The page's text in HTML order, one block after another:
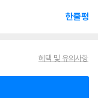
한줄평
혜택 및 유의사항